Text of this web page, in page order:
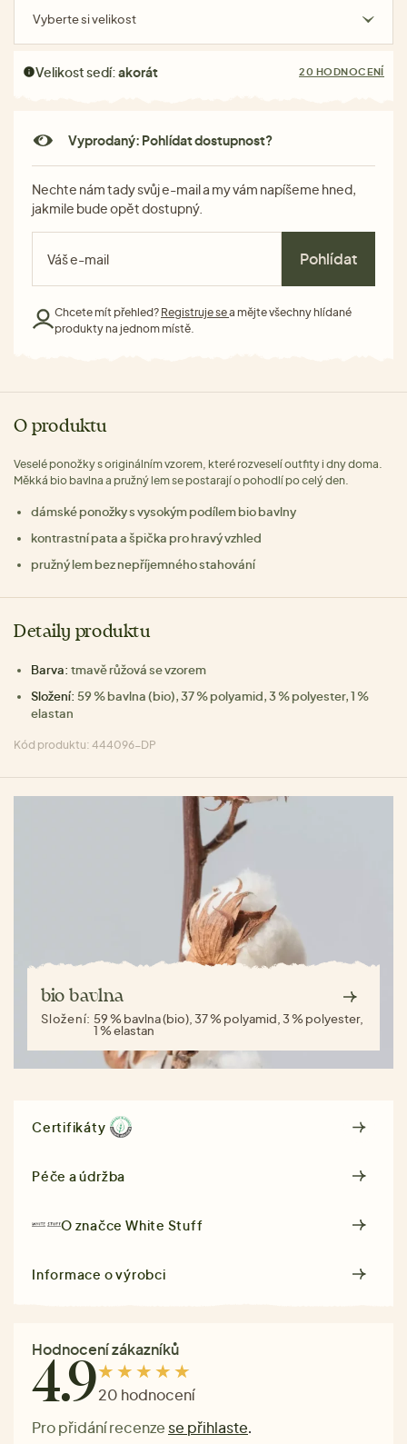
Vyberte si velikost
Velikost sedí:akorát 20 HODNOCENÍ
Vyprodaný: Pohlídat dostupnost?
Nechte nám tady svůj e-mail a my vám napíšeme hned,
jakmile bude opět dostupný.
Pohlídat
Chcete mít přehled? Registruje sea mějte všechny hlídané
produkty na jednom místě.
O produktu
Veselé ponožky s originálním vzorem, které rozveselí outfity i dny doma.
Měkká bio bavlna a pružný lem se postarají o pohodlí po celý den.
dámské ponožky s vysokým podílem bio bavlny
kontrastní pata a špička pro hravý vzhled
pružný lem bez nepříjemného stahování
Detaily produktu
Barva: tmavě růžová se vzorem
Složení: 59 % bavlna (bio), 37 % polyamid, 3 % polyester, 1 %
elastan
Kód produktu: 444096-DP
bio bavlna
Složení: 59 % bavlna (bio), 37 % polyamid, 3 % polyester,
1 % elastan
Certifikáty
Péče a údržba
O značceWhite Stuff
Informace o výrobci
Hodnocení zákazníků
4.920 hodnocení
Pro přidání recenze se přihlaste.